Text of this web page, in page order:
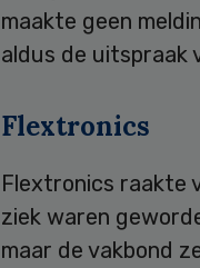
maakte geen
aldus de uitspraak
Flextronics
Flextronics raakte
ziek waren
maar de vakbond